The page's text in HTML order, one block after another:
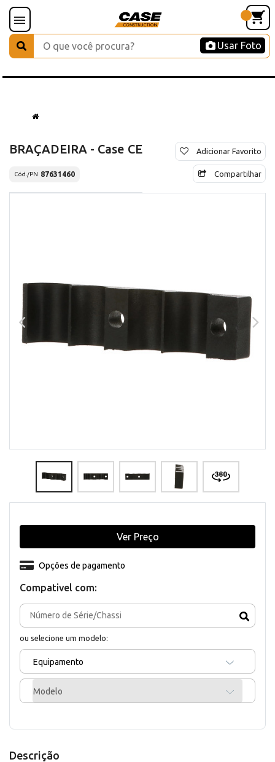
Usar Foto
BRAÇADEIRA - Case CE
Cód./PN 87631460
Adicionar Favorito
Compartilhar
Compativel com:
ou selecione um modelo:
Equipamento
Modelo
Opções de pagamento
Ver Preço
Descrição